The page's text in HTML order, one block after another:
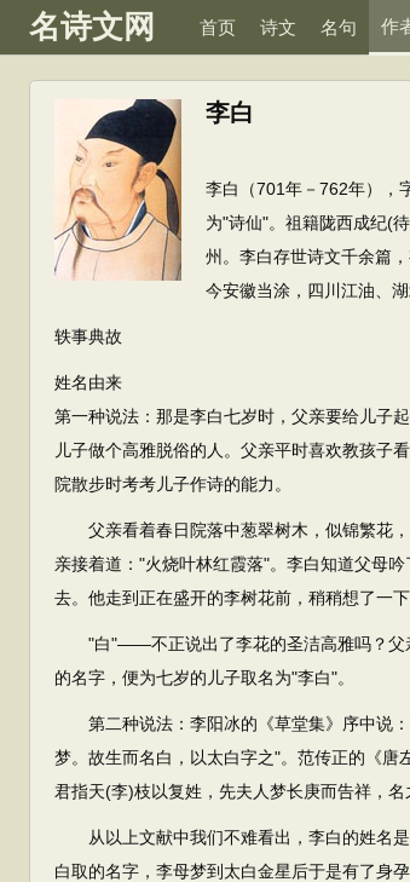
名诗文网 首页 诗文 名句 作
李白
李白（701年－762年），
为"诗仙"。祖籍陇西成纪(
州。李白存世诗文千余篇
今安徽当涂，四川江油、湖
轶事典故
姓名由来
第一种说法：那是李白七岁时，父亲要给儿子
儿子做个高雅脱俗的人。父亲平时喜欢教孩子
院散步时考考儿子作诗的能力。
父亲看着春日院落中葱翠树木，似锦繁花，
亲接着道："火烧叶林红霞落"。李白知道父母
去。他走到正在盛开的李树花前，稍稍想了一
"白"——不正说出了李花的圣洁高雅吗？父
的名字，便为七岁的儿子取名为"李白"。
第二种说法：李阳冰的《草堂集》序中说：
梦。故生而名白，以太白字之"。范传正的《
君指天(李)枝以复姓，先夫人梦长庚而告祥，名
从以上文献中我们不难看出，李白的姓名是
白取的名字，李母梦到太白金星后于是有了身